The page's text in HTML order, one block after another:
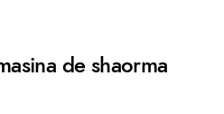
de shaorma